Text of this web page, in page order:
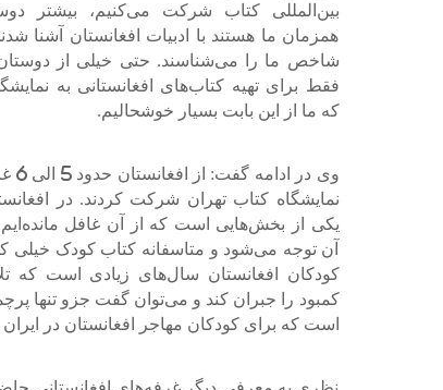
بین‌المللی کتاب شرکت می‌کنیم، بیشتر
همزمان ما هستند با ادبیات افغانستان آشنا
شاخص ما را می‌شناسند. حتی خیلی از دوستان
فقط برای تهیه کتاب‌های افغانستانی به
که ما از این بابت بسیار خوشحالیم.
وی
نمایشگاه کتاب تهران شرکت کردند. در
یکی از بخش‌هایی است که از آن غافل مانده‌ایم
آن توجه می‌شود و متاسفانه کتاب کودک خیلی
کودکان افغانستان سال‌های زیادی است که
کمبود را جبران کند و می‌توان گفت جزو تنها
است که برای کودکان مهاجر افغانستان در